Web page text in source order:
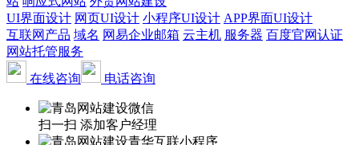
UI界面设计 网页UI设计 小程序UI设计 APP界面UI设计
互联网产品 域名 网易企业邮箱 云主机 服务器 百度官网认证
网站托管服务
在线咨询
电话咨询
扫一扫 添加客户经理